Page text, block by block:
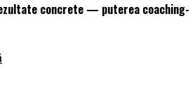
concrete — puterea coaching-